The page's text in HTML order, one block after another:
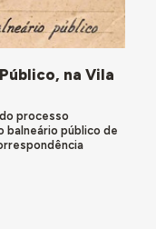
na Vila
processo
balneário público de